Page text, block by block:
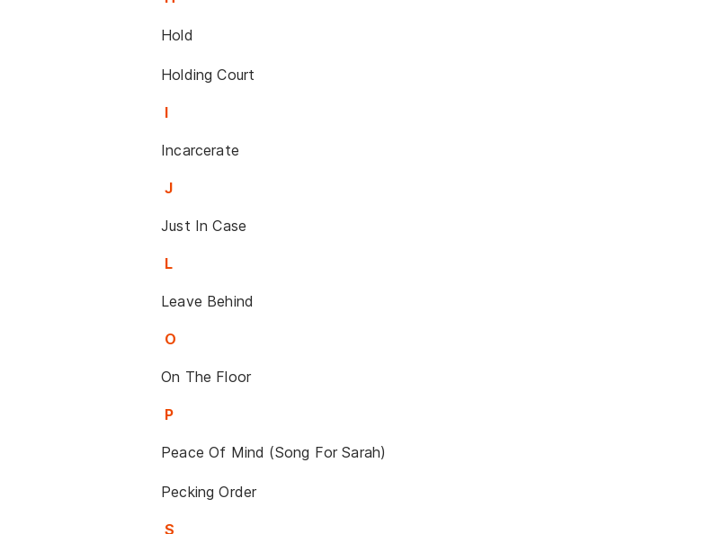
Hold
Holding Court
I
Incarcerate
J
Just In Case
L
Leave Behind
O
On The Floor
P
Peace Of Mind (Song For Sarah)
Pecking Order
S